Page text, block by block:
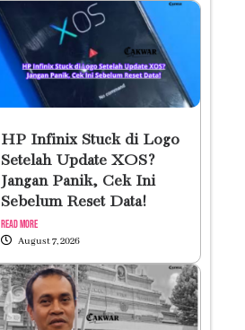
HP Infinix Stuck di Logo
Setelah Update XOS?
Jangan Panik, Cek Ini
Sebelum Reset Data!
Read More
August 7, 2026